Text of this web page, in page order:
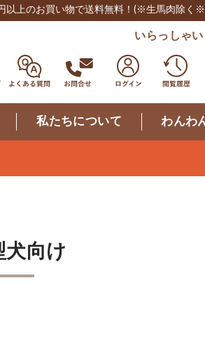
以上のお買い物で送料無料！ (※生馬肉除く※
いらっしゃ
私たちについて わんわ
犬向け